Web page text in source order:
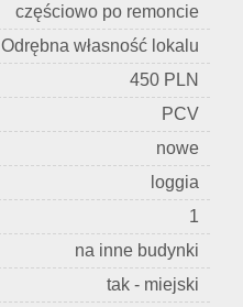
częściowo po remoncie
Odrębna własność lokalu
450 PLN
PCV
nowe
loggia
1
na inne budynki
tak - miejski